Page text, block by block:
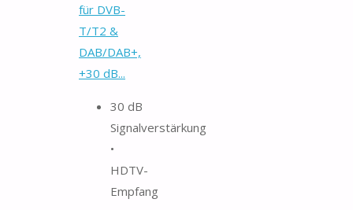
für DVB-
T/T2 &
DAB/DAB+,
+30 dB...
30 dB
Signalverstärkung
•
HDTV-
Empfang